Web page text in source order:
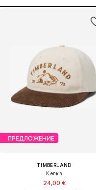
ПРЕДЛОЖЕНИЕ
TIMBERLAND
Кепка
24,00 €